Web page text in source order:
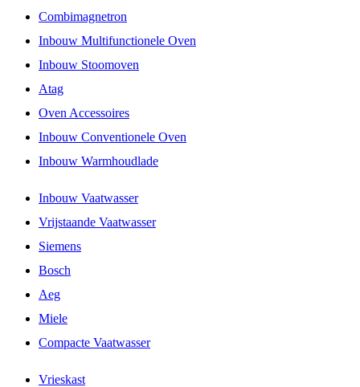
Combimagnetron
Inbouw Multifunctionele Oven
Inbouw Stoomoven
Atag
Oven Accessoires
Inbouw Conventionele Oven
Inbouw Warmhoudlade
Inbouw Vaatwasser
Vrijstaande Vaatwasser
Siemens
Bosch
Aeg
Miele
Compacte Vaatwasser
Vrieskast